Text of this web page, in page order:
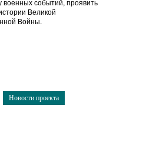
военных событий, проявить
Великой
Войны.
Новости проекта